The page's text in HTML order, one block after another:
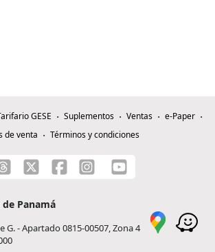
GESE Suplementos Ventas
e-Paper
de venta
Términos y condiciones
Panamá
G. - Apartado 0815-00507, Zona 4